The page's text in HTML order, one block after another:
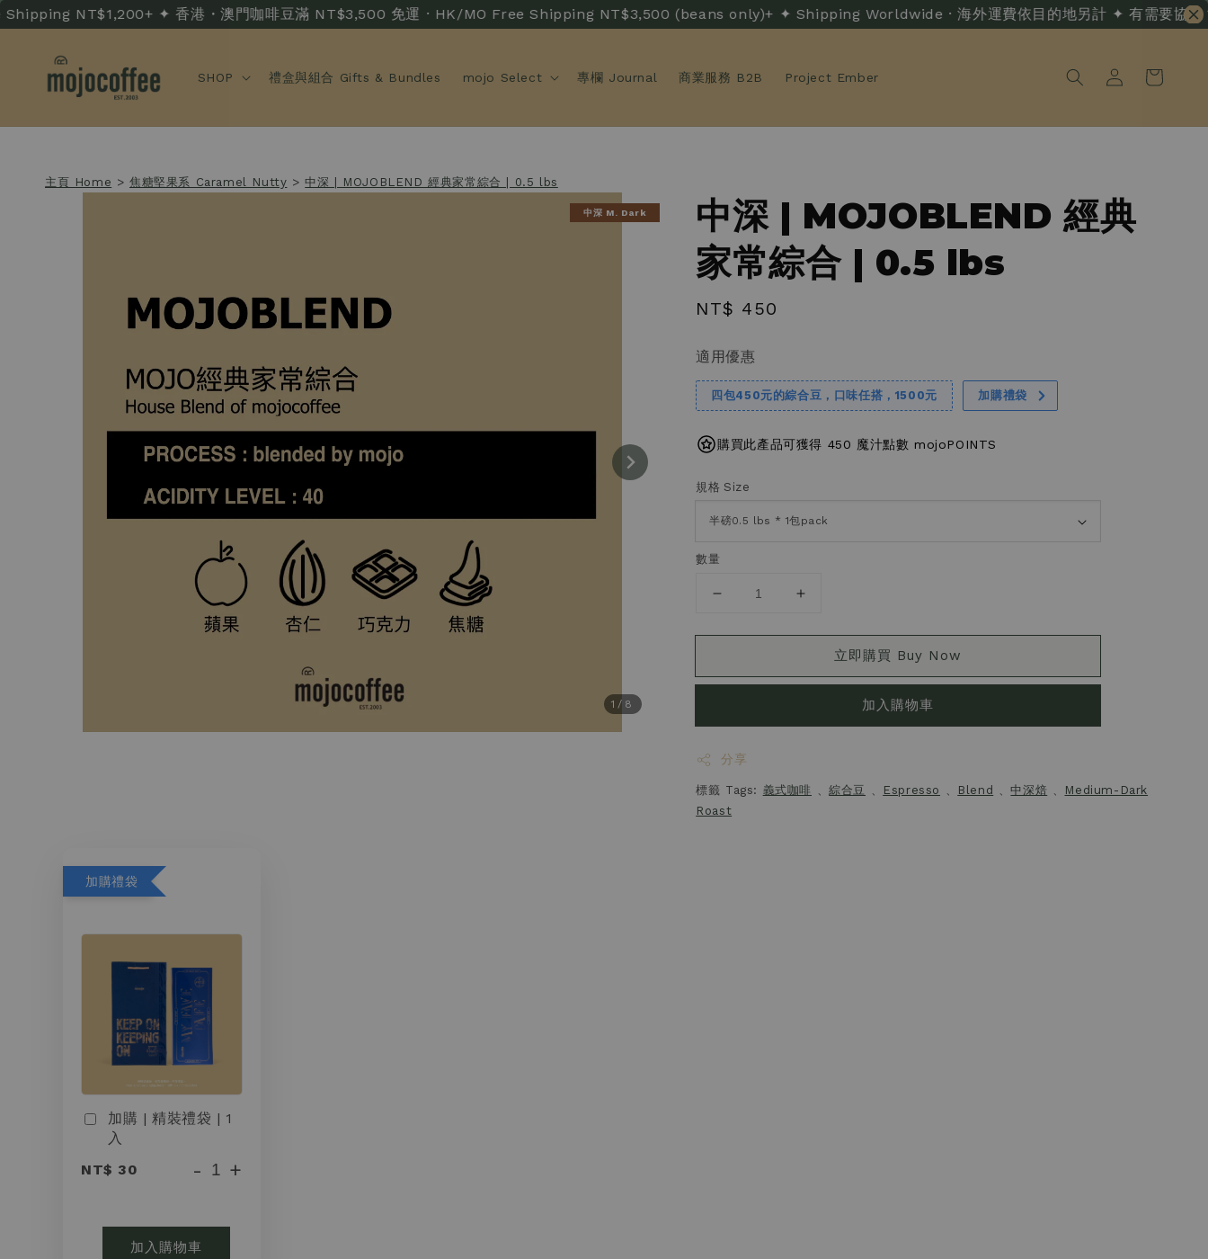
NT$1,200+ ✦ 香港・澳門咖啡豆滿 NT$3,500 免運 · HK/MO Free Shipping NT$3,500 (beans only)+ ✦ Shipping Worldwide · 海外運費依目的地另計 ✦ 有需要協助？
SHOP 禮盒與組合 Gifts & Bundles mojo Select 專欄 Journal 商業服務 B2B Project Ember
主頁 Home >焦糖堅果系 Caramel Nutty >中深 | MOJOBLEND 經典家常綜合 | 0.5 lbs
1/8
中深 M. Dark
中深 | MOJOBLEND 經典
家常綜合 | 0.5 lbs
Regular
NT$ 450
適用優惠
四包450元的綜合豆，口味任搭，1500元 加購禮袋
購買此產品可獲得 450 魔汁點數 mojoPOINTS
規格 Size
數量
立即購買 Buy Now
加入購物車
分享
標籤 Tags: 義式咖啡 、綜合豆 、 Espresso 、 Blend 、中深焙 、
Medium-Dark
Roast
加購禮袋
加購 | 精裝禮袋 | 1
入
NT$ 30
- +
加入購物車